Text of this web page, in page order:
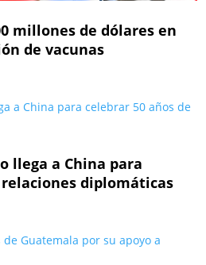
millones de dólares en
de vacunas
llega a China para
diplomáticas